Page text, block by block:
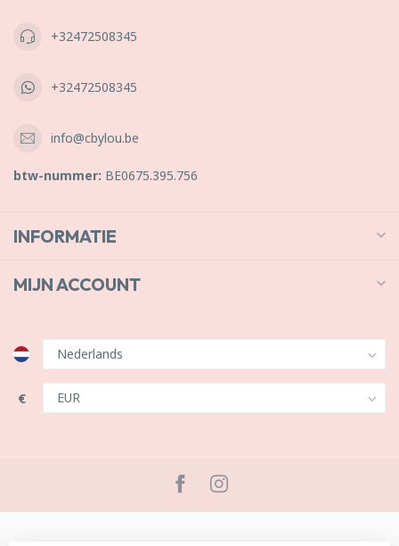
+32472508345
+32472508345
info@cbylou.be
btw-nummer: BE0675.395.756
INFORMATIE
MIJN ACCOUNT
€